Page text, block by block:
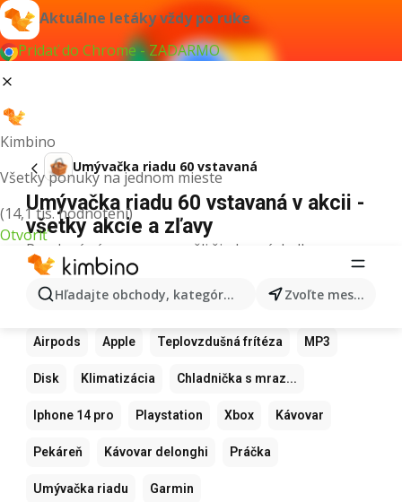
Aktuálne letáky vždy po ruke
Pridať do Chrome - ZADARMO
Kimbino
Všetky ponuky na jednom mieste
(14,1 tis. hodnotení)
Otvoriť
Hľadajte obchody, kategórie, produkty... Zvoľte mesto
Umývačka riadu 60 vstavaná
Umývačka riadu 60 vstavaná v akcii -
všetky akcie a zľavy
Pre daný výraz sme nenašli žiadne výsledky.
Ďalšie obľúbené produkty
Samsung Xiaomi Apple Watch
Airpods Apple Teplovzdušná frítéza MP3
Disk Klimatizácia Chladnička s mraz...
Iphone 14 pro Playstation Xbox Kávovar
Pekáreň Kávovar delonghi Práčka
Umývačka riadu Garmin